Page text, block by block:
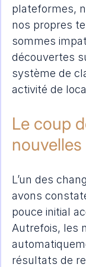
plateformes,
nos propres
sommes
découvertes
système de
activité de
Le coup
L’un des
avons
pouce initial
Autrefois, les
résultats de